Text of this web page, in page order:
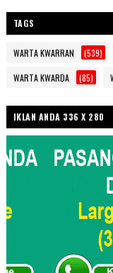
TAGS
WARTA KWARRAN (539)
WARTA KWARDA (85)
IKLAN ANDA 336 X 280